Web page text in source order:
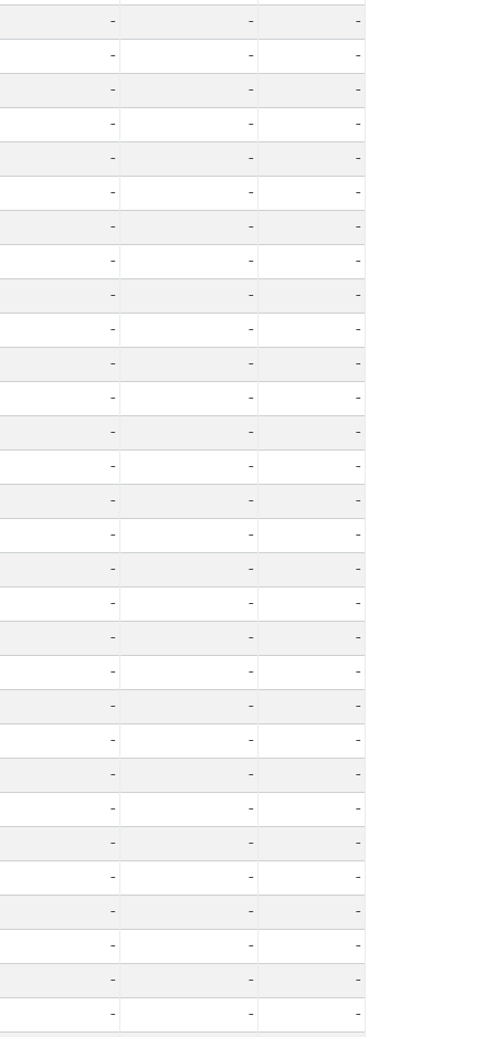
- -
-
- -
-
- -
-
- -
-
- -
-
- -
-
- -
-
- -
-
- -
-
- -
-
- -
-
- -
-
- -
-
- -
-
- -
-
- -
-
- -
-
- -
-
- -
-
- -
-
- -
-
- -
-
- -
-
- -
-
- -
-
- -
-
- -
-
- -
-
- -
-
- -
-